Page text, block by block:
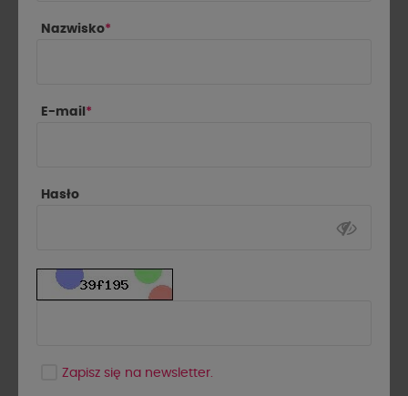
Nazwisko*
E-mail *
Hasło
Zapisz się na newsletter.